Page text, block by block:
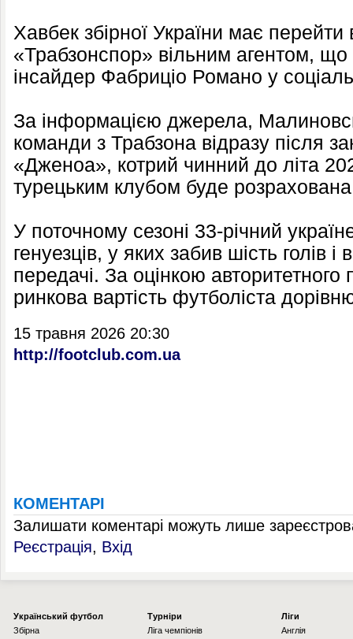
Хавбек збірної України має перейти
«Трабзонспор» вільним агентом, що
інсайдер Фабриціо Романо у
За інформацією джерела,
команди з Трабзона відразу після
«Дженоа», котрий чинний до літа
турецьким клубом буде
У поточному сезоні 33-річний
генуезців, у яких забив шість голів і
передачі. За оцінкою
ринкова вартість футболіста
15 травня 2026 20:30
http://footclub.com.ua
КОМЕНТАРІ
Залишати коментарі можуть лише
Реєстрація, Вхід
Українcький футбол
Збірна
Турніри
Ліга чемпіонів
Ліги
Англія